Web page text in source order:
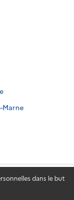
dans le but
Marne
réservés.